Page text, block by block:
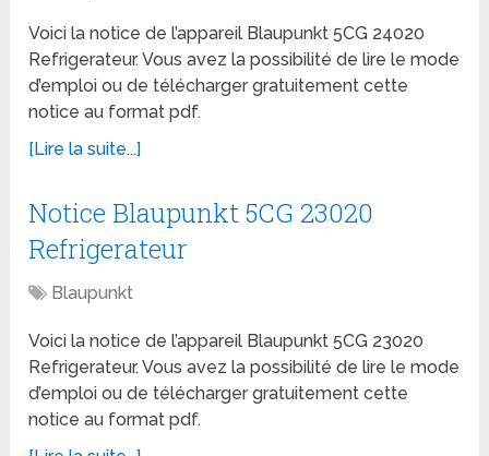
Voici la notice de l’appareil Blaupunkt 5CG 24020
Refrigerateur. Vous avez la possibilité de lire le mode
d’emploi ou de télécharger gratuitement cette
notice au format pdf.
[Lire la suite...]
Notice Blaupunkt 5CG 23020
Refrigerateur
Blaupunkt
Voici la notice de l’appareil Blaupunkt 5CG 23020
Refrigerateur. Vous avez la possibilité de lire le mode
d’emploi ou de télécharger gratuitement cette
notice au format pdf.